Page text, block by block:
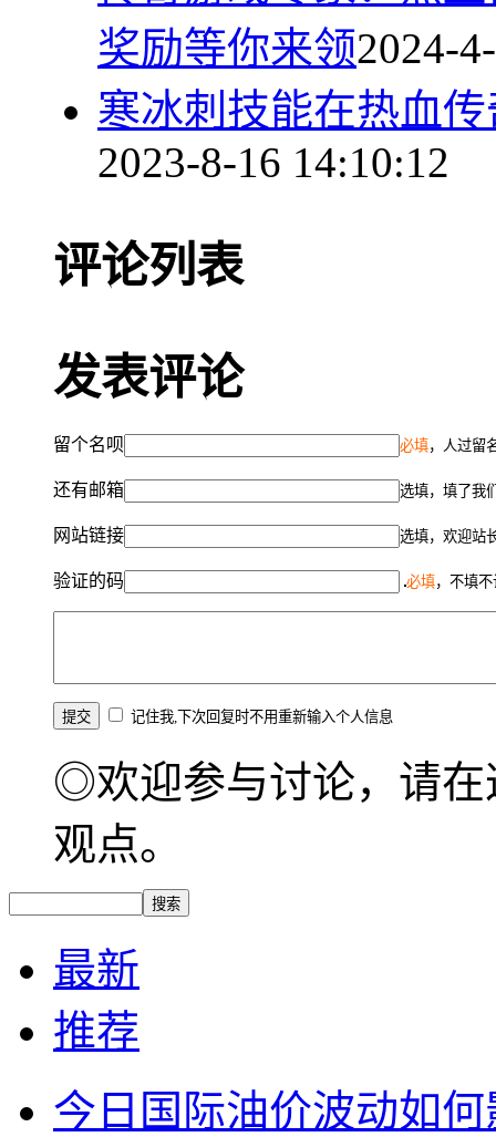
奖励等你来领2024-
寒冰刺技能在热血
2023-8-16 14:10:12
评论列表
发表评论
留个名呗 必填，人过留
还有邮箱 选填，填了我
网站链接 选填，欢迎站
验证的码 必填，不填
记住我,下次回复时不用重新输入个人信息
◎欢迎参与讨论，请在
观点。
最新
推荐
今日国际油价波动如